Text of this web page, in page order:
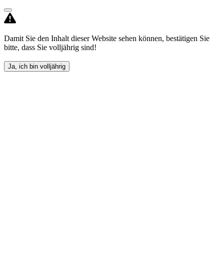
Damit Sie den Inhalt dieser Website sehen können, bestätigen Sie
bitte, dass Sie volljährig sind!
Ja, ich bin volljährig